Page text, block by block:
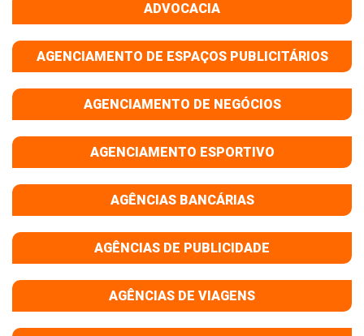
ADVOCACIA
AGENCIAMENTO DE ESPAÇOS PUBLICITÁRIOS
AGENCIAMENTO DE NEGÓCIOS
AGENCIAMENTO ESPORTIVO
AGÊNCIAS BANCÁRIAS
AGÊNCIAS DE PUBLICIDADE
AGÊNCIAS DE VIAGENS